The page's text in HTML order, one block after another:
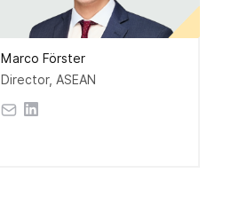
Marco Förster
Director, ASEAN